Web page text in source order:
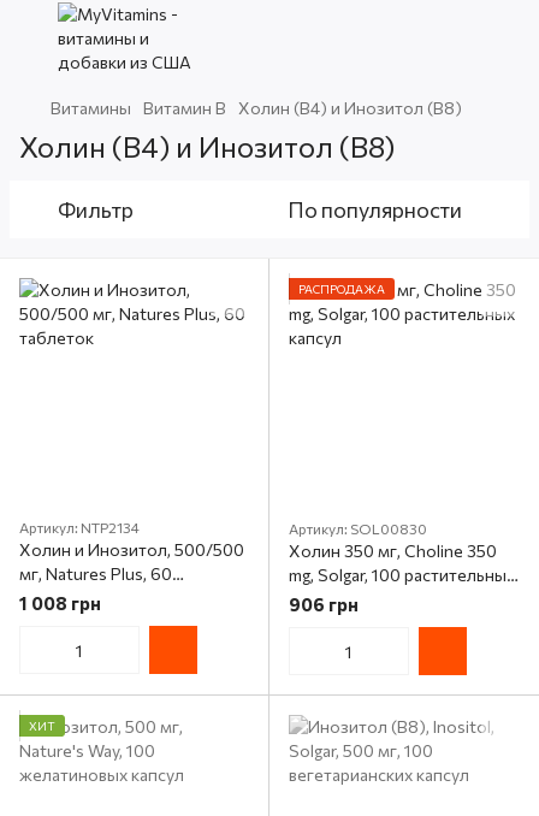
Витамины Витамин В Холин (В4) и Инозитол (В8)
Холин (В4) и Инозитол (В8)
Фильтр По популярности
Артикул: NTP2134
Холин и Инозитол, 500/500
мг, Natures Plus, 60
таблеток
1 008 грн
РАСПРОДАЖА
Артикул: SOL00830
Холин 350 мг, Choline 350
mg, Solgar, 100 растительных
капсул
906 грн
ХИТ